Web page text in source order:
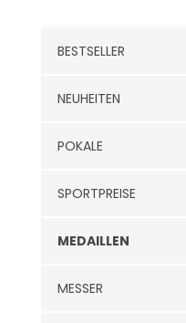
BESTSELLER
NEUHEITEN
POKALE
SPORTPREISE
MEDAILLEN
MESSER